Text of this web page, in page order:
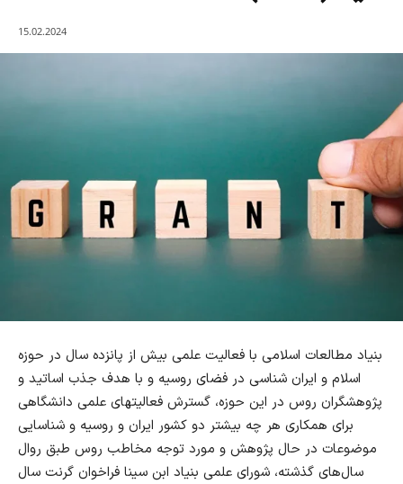
15.02.2024
بنیاد مطالعات اسلامی با فعالیت علمی بیش از پانزده سال در حوزه
اسلام و ایران شناسی در فضای روسیه و با هدف جذب اساتید و
پژوهشگران روس در این حوزه، گسترش فعالیتهای علمی دانشگاهی
برای همکاری هر چه بیشتر دو کشور ایران و روسیه و شناسایی
موضوعات در حال پژوهش و مورد توجه مخاطب روس طبق روال
سال‌های گذشته، شورای علمی بنیاد ابن سینا فراخوان گرنت سال